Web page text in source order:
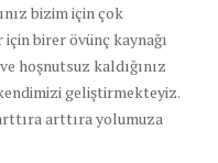
bizim için çok
birer övünç kaynağı
hoşnutsuz kaldığınız
geliştirmekteyiz.
arttıra yolumuza